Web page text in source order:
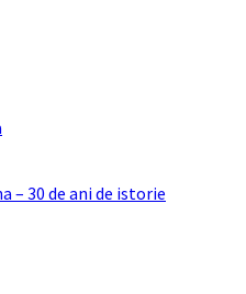
– 30 de ani de istorie